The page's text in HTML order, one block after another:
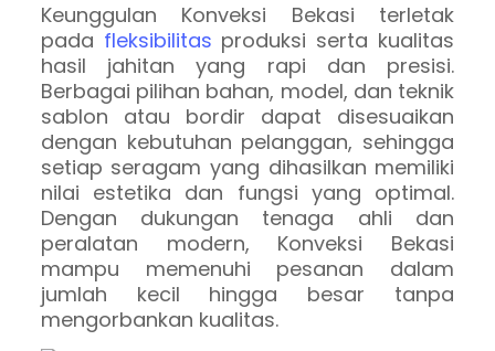
Keunggulan Konveksi Bekasi terletak
pada fleksibilitas produksi serta kualitas
hasil jahitan yang rapi dan presisi.
Berbagai pilihan bahan, model, dan teknik
sablon atau bordir dapat disesuaikan
dengan kebutuhan pelanggan, sehingga
setiap seragam yang dihasilkan memiliki
nilai estetika dan fungsi yang optimal.
Dengan dukungan tenaga ahli dan
peralatan modern, Konveksi Bekasi
mampu memenuhi pesanan dalam
jumlah kecil hingga besar tanpa
mengorbankan kualitas.